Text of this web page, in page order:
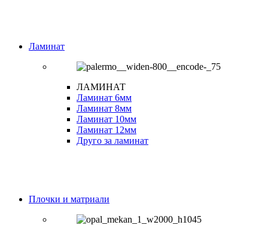
Ламинат
ЛАМИНАТ
Ламинат 6мм
Ламинат 8мм
Ламинат 10мм
Ламинат 12мм
Друго за ламинат
Плочки и матриали